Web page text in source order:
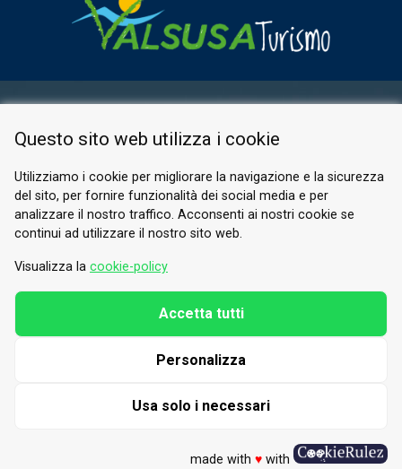
PRIVACY POLICY
© 2026 Valle di Susa
Tesori di Arte e Cultura Alpina
Tel.
E-mail.info@vallesusa-tesori.it
Questo sito web utilizza i cookie
Utilizziamo i cookie per migliorare la navigazione e la sicurezza
del sito, per fornire funzionalità dei social media e per
analizzare il nostro traffico. Acconsenti ai nostri cookie se
continui ad utilizzare il nostro sito web.
Visualizza la cookie-policy
Usa solo i necessari
Personalizza
Accetta tutti
made with ♥with